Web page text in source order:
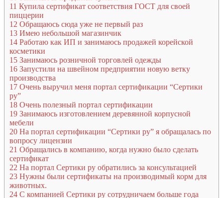
11 Купила сертификат соответствия ГОСТ для своей
пиццерии
12 Обращаюсь сюда уже не первый раз
13 Имею небольшой магазинчик
14 Работаю как ИП и занимаюсь продажей корейской
косметики
15 Занимаюсь розничной торговлей одежды
16 Запустили на швейном предприятии новую ветку
производства
17 Очень выручил меня портал сертификации “Сертики
ру”
18 Очень полезный портал сертификации
19 Занимаюсь изготовлением деревянной корпусной
мебели
20 На портал сертификации “Сертики ру” я обращалась по
вопросу лицензии
21 Обращались в компанию, когда нужно было сделать
сертификат
22 На портал Сертики ру обратились за консультацией
23 Нужны были сертификаты на производимый корм для
животных.
24 С компанией Сертики ру сотрудничаем больше года